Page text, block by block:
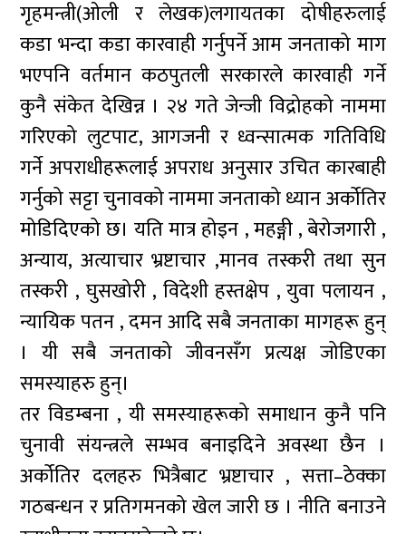
गृहमन्त्री(ओली र लेखक)लगायतका दोषीहरुलाई
कडा भन्दा कडा कारवाही गर्नुपर्ने आम जनताको माग
भएपनि वर्तमान कठपुतली सरकारले कारवाही गर्ने
कुनै संकेत देखिन्न । २४ गते जेन्जी विद्रोहको नाममा
गरिएको लुटपाट, आगजनी र ध्वन्सात्मक गतिविधि
गर्ने अपराधीहरूलाई अपराध अनुसार उचित कारबाही
गर्नुको सट्टा चुनावको नाममा जनताको ध्यान अर्कोतिर
मोडिदिएको छ। यति मात्र होइन , महङ्गी , बेरोजगारी ,
अन्याय, अत्याचार भ्रष्टाचार ,मानव तस्करी तथा सुन
तस्करी , घुसखोरी , विदेशी हस्तक्षेप , युवा पलायन ,
न्यायिक पतन , दमन आदि सबै जनताका मागहरू हुन्
। यी सबै जनताको जीवनसँग प्रत्यक्ष जोडिएका
समस्याहरु हुन्।
तर विडम्बना , यी समस्याहरूको समाधान कुनै पनि
चुनावी संयन्त्रले सम्भव बनाइदिने अवस्था छैन ।
अर्कोतिर दलहरु भित्रैबाट भ्रष्टाचार , सत्ता–ठेक्का
गठबन्धन र प्रतिगमनको खेल जारी छ । नीति बनाउने